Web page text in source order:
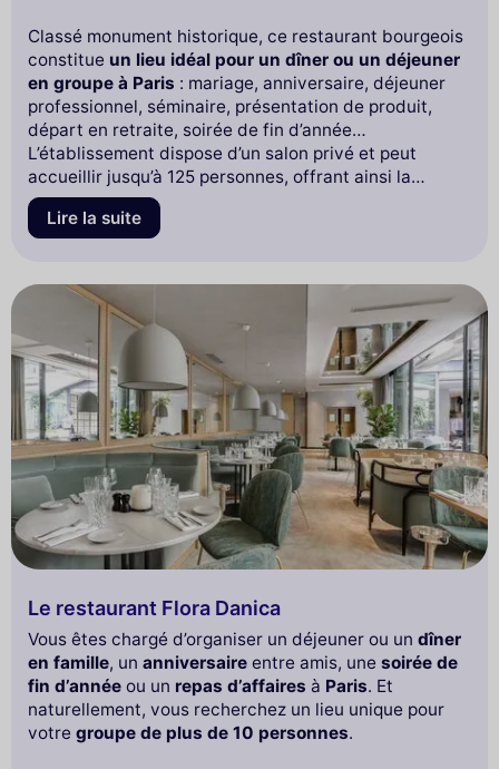
Classé monument historique, ce restaurant bourgeois
constitue un lieu idéal pour un dîner ou un déjeuner
en groupe à Paris : mariage, anniversaire, déjeuner
professionnel, séminaire, présentation de produit,
départ en retraite, soirée de fin d’année…
L’établissement dispose d’un salon privé et peut
accueillir jusqu’à 125 personnes, offrant ainsi la
possibilité de satisfaire tous les palais sans briser leur
intimité.
Lire la suite
Le restaurant Flora Danica
Vous êtes chargé d’organiser un déjeuner ou un dîner
en famille, un anniversaire entre amis, une soirée de
fin d’année ou un repas d’affaires à Paris. Et
naturellement, vous recherchez un lieu unique pour
votre groupe de plus de 10 personnes.